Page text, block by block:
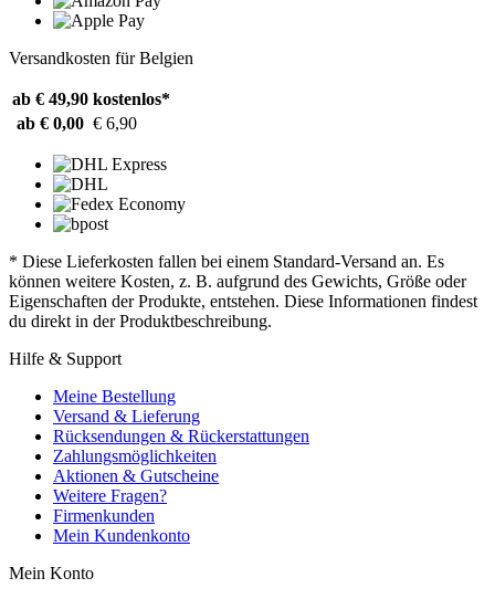
Versandkosten für Belgien
ab € 49,90 kostenlos*
ab € 0,00 € 6,90
* Diese Lieferkosten fallen bei einem Standard-Versand an. Es
können weitere Kosten, z. B. aufgrund des Gewichts, Größe oder
Eigenschaften der Produkte, entstehen. Diese Informationen findest
du direkt in der Produktbeschreibung.
Hilfe & Support
Meine Bestellung
Versand & Lieferung
Rücksendungen & Rückerstattungen
Zahlungsmöglichkeiten
Aktionen & Gutscheine
Weitere Fragen?
Firmenkunden
Mein Kundenkonto
Mein Konto